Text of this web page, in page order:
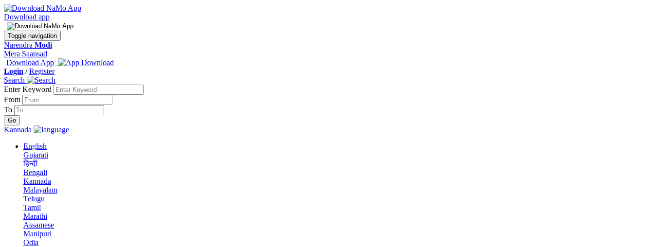
Download app
Toggle navigation
Narendra Modi
Mera Saansad
Download App
Login /Register
Search
Enter Keyword
From
To
Kannada
English
Gujarati
हिन्दी
Bengali
Kannada
Malayalam
Telugu
Tamil
Marathi
Assamese
Manipuri
Odia